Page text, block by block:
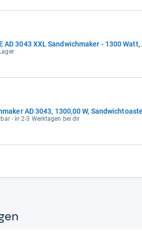
AD 3043 XXL Sandwichmaker - 1300
AD 3043, 1300,00 W,
- in 2-3 Werktagen bei dir